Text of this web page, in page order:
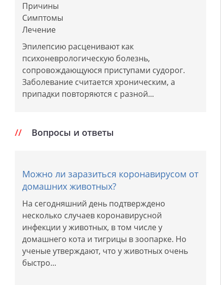
Причины
Симптомы
Лечение
Эпилепсию расценивают как
психоневрологическую болезнь,
сопровождающуюся приступами судорог.
Заболевание считается хроническим, а
припадки повторяются с разной...
Вопросы и ответы
Можно ли заразиться коронавирусом от
домашних животных?
На сегодняшний день подтверждено
несколько случаев коронавирусной
инфекции у животных, в том числе у
домашнего кота и тигрицы в зоопарке. Но
ученые утверждают, что у животных очень
быстро...